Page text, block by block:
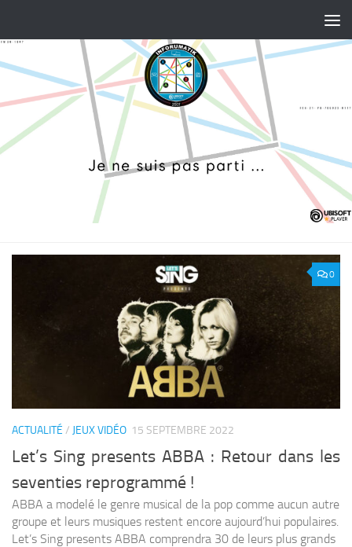
0
ACTUALITÉ / JEUX VIDÉO 15 SEPTEMBRE 2022
Let’s Sing presents ABBA : Retour dans les
seventies reprogrammé !
ABBA a modelé le genre musical de la pop comme aucun autre
groupe et leurs musiques restent encore aujourd’hui populaires.
Let’s Sing presents ABBA comprendra 30 de leurs plus grands